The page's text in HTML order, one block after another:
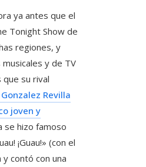
ya antes que el
Tonight Show de
regiones, y
y de TV
su rival
Revilla
joven y
se hizo famoso
¡Guau!» (con el
contó con una